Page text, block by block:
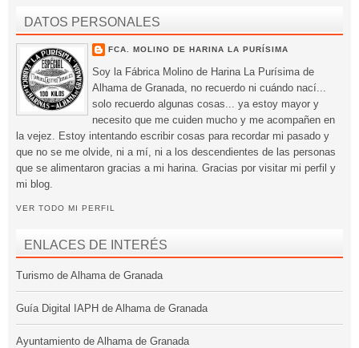
DATOS PERSONALES
FCA. MOLINO DE HARINA LA PURÍSIMA
Soy la Fábrica Molino de Harina La Purísima de
Alhama de Granada, no recuerdo ni cuándo nací...
solo recuerdo algunas cosas... ya estoy mayor y
necesito que me cuiden mucho y me acompañen en
la vejez. Estoy intentando escribir cosas para recordar mi pasado y
que no se me olvide, ni a mí, ni a los descendientes de las personas
que se alimentaron gracias a mi harina. Gracias por visitar mi perfil y
mi blog.
VER TODO MI PERFIL
ENLACES DE INTERÉS
Turismo de Alhama de Granada
Guía Digital IAPH de Alhama de Granada
Ayuntamiento de Alhama de Granada